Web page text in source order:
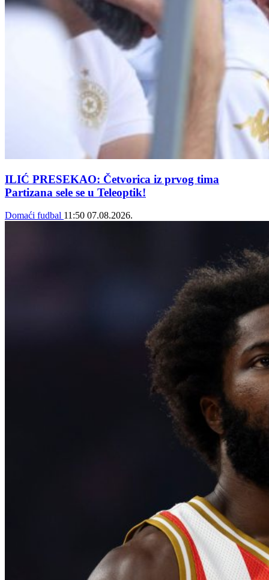
ILIĆ PRESEKAO: Četvorica iz prvog tima
Partizana sele se u Teleoptik!
Domaći fudbal 11:50 07.08.2026.